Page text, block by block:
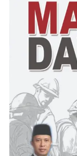
dan Toilet tahun
kurangnya kajian
tersebut oleh pihak
“Maka dari itu kami
Pandeglang P-4
untuk mengusut
lapangan,”